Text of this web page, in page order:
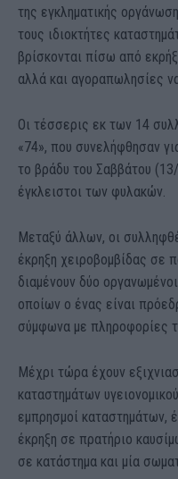
της εγκληματικής
τους ιδιοκτήτες
βρίσκονται πίσω από
αλλά και αγοραπωλησίες
Οι τέσσερις εκ των 14
«74», που συνελήφθησαν
το βράδυ του Σαββάτου
έγκλειστοι των φυλακών.
Μεταξύ άλλων, οι
έκρηξη χειροβομβίδας σε
διαμένουν δύο
οποίων ο ένας είναι
σύμφωνα με πληροφορίες
Μέχρι τώρα έχουν
καταστημάτων
εμπρησμοί καταστημάτων,
έκρηξη σε πρατήριο
σε κατάστημα και μία